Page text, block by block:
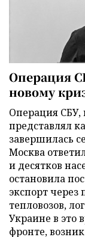
Операция
новому
Операция
представлял
завершилась
Москва
и десятков
остановила
экспорт
тепловозов,
Украине в это
фронте,